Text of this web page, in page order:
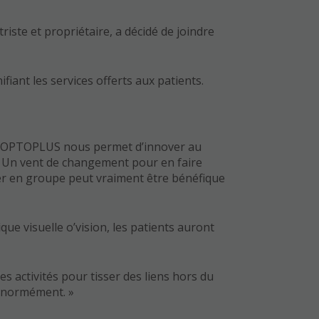
et propriétaire, a décidé de joindre
les services offerts aux patients.
nous permet d’innover au
Un vent de changement pour en faire
en groupe peut vraiment être bénéfique
visuelle o’vision, les patients auront
activités pour tisser des liens hors du
»